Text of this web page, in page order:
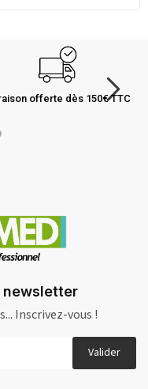
offerte dès 150€ TTC
newsletter
Inscrivez-vous !
Valider